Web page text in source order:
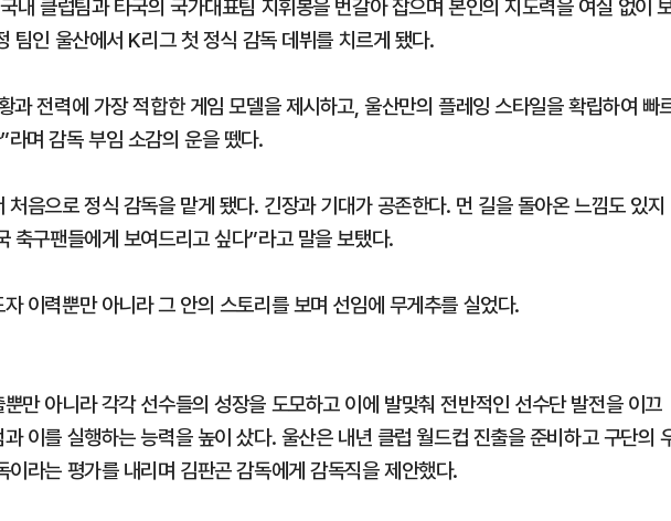
내 클럽팀과 타국의 국가대표팀 지휘봉을 번갈아 잡으며 본인의 지도력을 여실 없이
팀인 울산에서 K리그 첫 정식 감독 데뷔를 치르게 됐다.
과 전력에 가장 적합한 게임 모델을 제시하고, 울산만의 플레잉 스타일을 확립하여 빠
며 감독 부임 소감의 운을 뗐다.
음으로 정식 감독을 맡게 됐다. 긴장과 기대가 공존한다. 먼 길을 돌아온 느낌도 있지
축구팬들에게 보여드리고 싶다”라고 말을 보탰다.
이력뿐만 아니라 그 안의 스토리를 보며 선임에 무게추를 실었다.
만 아니라 각각 선수들의 성장을 도모하고 이에 발맞춰 전반적인 선수단 발전을 이끄
이를 실행하는 능력을 높이 샀다. 울산은 내년 클럽 월드컵 진출을 준비하고 구단의
라는 평가를 내리며 김판곤 감독에게 감독직을 제안했다.